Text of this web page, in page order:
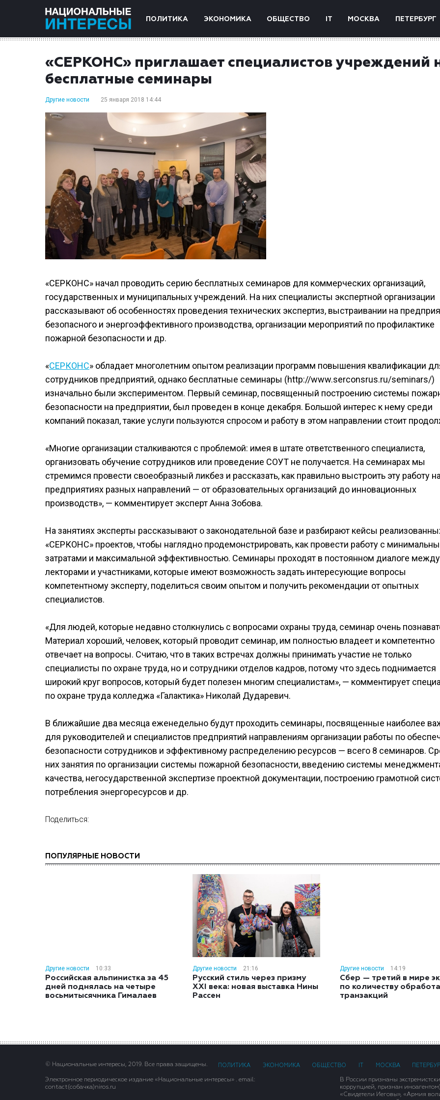
ПОЛИТИКА ЭКОНОМИКА ОБЩЕСТВО IT МОСКВА ПЕТЕРБУРГ
«СЕРКОНС» приглашает специалистов учреждений
бесплатные семинары
Другие новости 25 января 2018 14:44
«СЕРКОНС» начал проводить серию бесплатных семинаров для коммерческих организаций,
государственных и муниципальных учреждений. На них специалисты экспертной организации
рассказывают об особенностях проведения технических экспертиз, выстраивании на
безопасного и энергоэффективного производства, организации мероприятий по профилактике
пожарной безопасности и др.
«СЕРКОНС» обладает многолетним опытом реализации программ повышения квалификации
сотрудников предприятий, однако бесплатные семинары (http://www.serconsrus.ru/seminars/)
изначально были экспериментом. Первый семинар, посвященный построению системы
безопасности на предприятии, был проведен в конце декабря. Большой интерес к нему среди
компаний показал, такие услуги пользуются спросом и работу в этом направлении стоит
«Многие организации сталкиваются с проблемой: имея в штате ответственного специалиста,
организовать обучение сотрудников или проведение СОУТ не получается. На семинарах мы
стремимся провести своеобразный ликбез и рассказать, как правильно выстроить эту работу на
предприятиях разных направлений — от образовательных организаций до инновационных
производств», — комментирует эксперт Анна Зобова.
На занятиях эксперты рассказывают о законодательной базе и разбирают кейсы
«СЕРКОНС» проектов, чтобы наглядно продемонстрировать, как провести работу с
затратами и максимальной эффективностью. Семинары проходят в постоянном диалоге между
лекторами и участниками, которые имеют возможность задать интересующие вопросы
компетентному эксперту, поделиться своим опытом и получить рекомендации от опытных
специалистов.
«Для людей, которые недавно столкнулись с вопросами охраны труда, семинар очень
Материал хороший, человек, который проводит семинар, им полностью владеет и компетентно
отвечает на вопросы. Считаю, что в таких встречах должны принимать участие не только
специалисты по охране труда, но и сотрудники отделов кадров, потому что здесь поднимается
широкий круг вопросов, который будет полезен многим специалистам», — комментирует
по охране труда колледжа «Галактика» Николай Дударевич.
В ближайшие два месяца еженедельно будут проходить семинары, посвященные наиболее
для руководителей и специалистов предприятий направлениям организации работы по
безопасности сотрудников и эффективному распределению ресурсов — всего 8 семинаров.
них занятия по организации системы пожарной безопасности, введению системы
качества, негосударственной экспертизе проектной документации, построению грамотной
потребления энергоресурсов и др.
Поделиться:
ПОПУЛЯРНЫЕ НОВОСТИ
Другие новости 10:33
Российская альпинистка за 45
дней поднялась на четыре
восьмитысячника Гималаев
Другие новости 21:16
Русский стиль через призму
XXI века: новая выставка Нины
Рассен
Другие новости 14:19
Сбер — третий в мире
по количеству
транзакций
© Национальные интересы, 2019. Все права защищены. ПОЛИТИКА ЭКОНОМИКА ОБЩЕСТВО МОСКВА
Электронное периодическое издание «Национальные интересы» . email:
contact(сoбaчка)niros.ru
В России признаны
коррупцией, признан
«Свидетели Иеговы», «Армия